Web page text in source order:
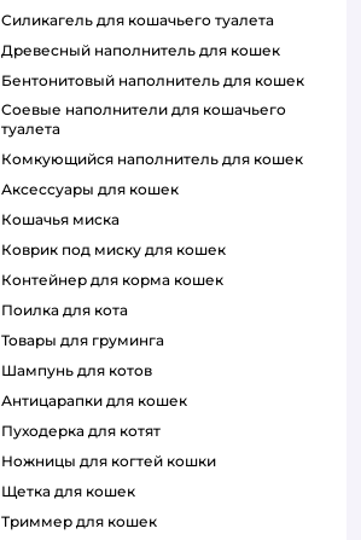
силикагель для кошачьего туалета
древесный наполнитель для кошек
бентонитовый наполнитель для кошек
соевые наполнители для кошачьего
туалета
комкующийся наполнитель для кошек
аксессуары для кошек
кошачья миска
коврик под миску для кошек
контейнер для корма кошек
поилка для кота
товары для груминга
шампунь для котов
антицарапки для кошек
пуходерка для котят
ножницы для когтей кошки
щетка для кошек
триммер для кошек